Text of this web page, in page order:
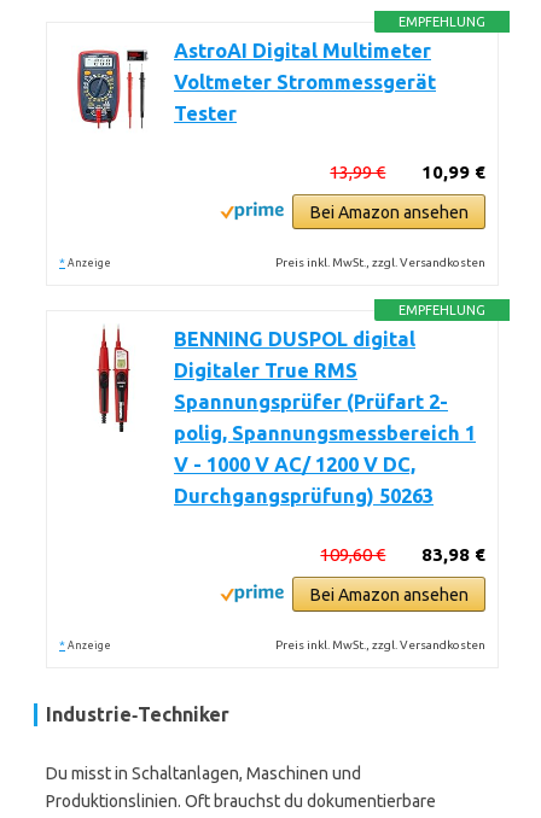
EMPFEHLUNG
AstroAI Digital Multimeter
Voltmeter Strommessgerät
Tester
10,99 €
13,99 €
Bei Amazon ansehen
* Anzeige Preis inkl. MwSt., zzgl. Versandkosten
EMPFEHLUNG
BENNING DUSPOL digital
Digitaler True RMS
Spannungsprüfer (Prüfart 2-
polig, Spannungsmessbereich 1
V - 1000 V AC/ 1200 V DC,
Durchgangsprüfung) 50263
83,98 €
109,60 €
Bei Amazon ansehen
* Anzeige Preis inkl. MwSt., zzgl. Versandkosten
Industrie‑Techniker
Du misst in Schaltanlagen, Maschinen und
Produktionslinien. Oft brauchst du dokumentierbare